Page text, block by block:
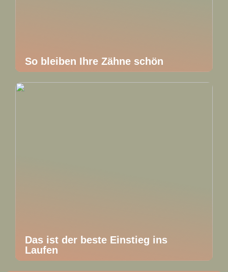
So bleiben Ihre Zähne schön
Das ist der beste Einstieg ins
Laufen